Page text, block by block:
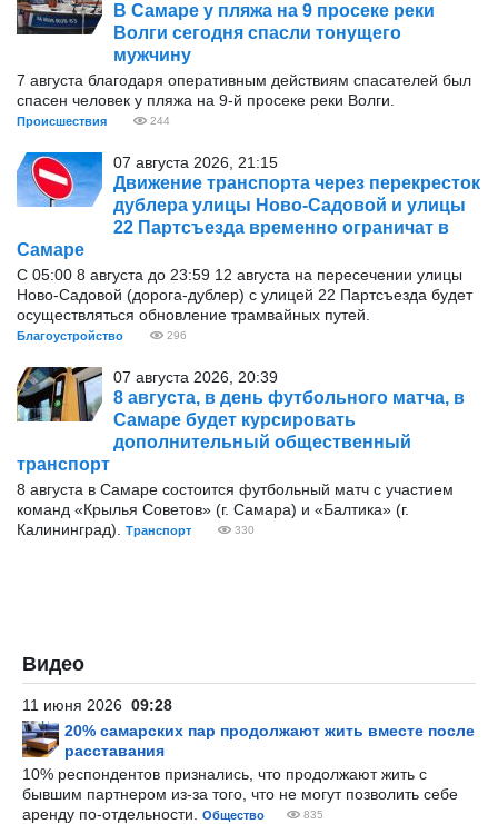
В Самаре у пляжа на 9 просеке реки
Волги сегодня спасли тонущего
мужчину
7 августа благодаря оперативным действиям спасателей был
спасен человек у пляжа на 9-й просеке реки Волги.
Происшествия 244
07 августа 2026, 21:15
Движение транспорта через перекресток
дублера улицы Ново-Садовой и улицы
22 Партсъезда временно ограничат в
Самаре
С 05:00 8 августа до 23:59 12 августа на пересечении улицы
Ново-Садовой (дорога-дублер) с улицей 22 Партсъезда будет
осуществляться обновление трамвайных путей.
Благоустройство 296
07 августа 2026, 20:39
8 августа, в день футбольного матча, в
Самаре будет курсировать
дополнительный общественный
транспорт
8 августа в Самаре состоится футбольный матч с участием
команд «Крылья Советов» (г. Самара) и «Балтика» (г.
Калининград).
Транспорт 330
Видео
11 июня 2026 09:28
20% самарских пар продолжают жить вместе после
расставания
10% респондентов признались, что продолжают жить с
бывшим партнером из-за того, что не могут позволить себе
аренду по-отдельности.
Общество 835